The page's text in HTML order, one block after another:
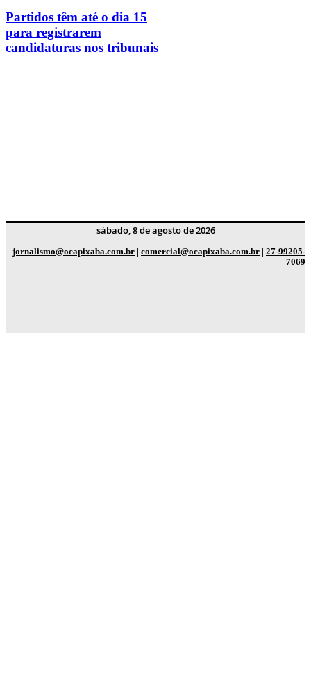
Partidos têm até o dia 15
para registrarem
candidaturas nos tribunais
sábado, 8 de agosto de 2026
jornalismo@ocapixaba.com.br | comercial@ocapixaba.com.br | 27-99205-
7069